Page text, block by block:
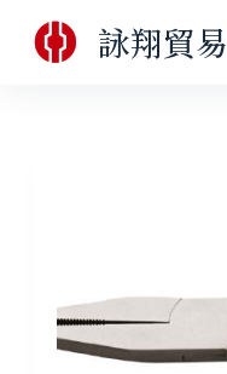
跳
至
詠翔貿易